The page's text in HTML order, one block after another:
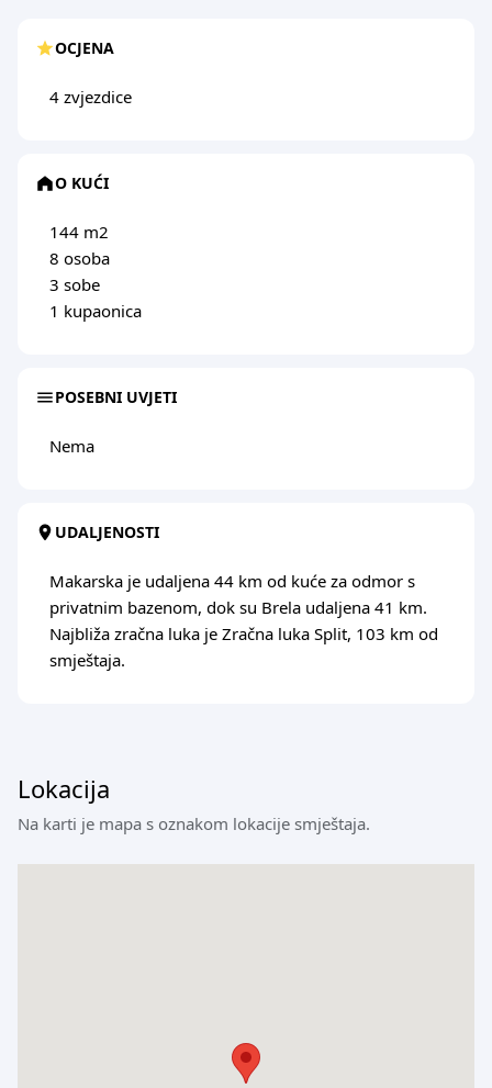
OCJENA
4 zvjezdice
O KUĆI
144 m2
8 osoba
3 sobe
1 kupaonica
POSEBNI UVJETI
Nema
UDALJENOSTI
Makarska je udaljena 44 km od kuće za odmor s
privatnim bazenom, dok su Brela udaljena 41 km.
Najbliža zračna luka je Zračna luka Split, 103 km od
smještaja.
Lokacija
Na karti je mapa s oznakom lokacije smještaja.